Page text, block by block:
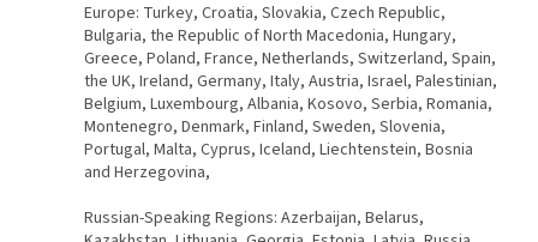
Europe: Turkey, Croatia, Slovakia, Czech Republic,
Bulgaria, the Republic of North Macedonia, Hungary,
Greece, Poland, France, Netherlands, Switzerland, Spain,
the UK, Ireland, Germany, Italy, Austria, Israel, Palestinian,
Belgium, Luxembourg, Albania, Kosovo, Serbia, Romania,
Montenegro, Denmark, Finland, Sweden, Slovenia,
Portugal, Malta, Cyprus, Iceland, Liechtenstein, Bosnia
and Herzegovina,
Russian-Speaking Regions: Azerbaijan, Belarus,